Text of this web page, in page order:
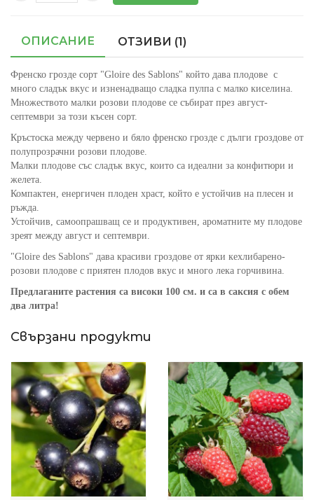
ОПИСАНИЕ ОТЗИВИ (1)
Френско грозде сорт "Gloire des Sablons" който дава плодове с
много сладък вкус и изненадващо сладка пулпа с малко киселина.
Множеството малки розови плодове се събират през август-
септември за този късен сорт.
Кръстоска между червено и бяло френско грозде с дълги гроздове от
полупрозрачни розови плодове.
Малки плодове със сладък вкус, които са идеални за конфитюри и
желета.
Компактен, енергичен плоден храст, който е устойчив на плесен и
ръжда.
Устойчив, самоопрашващ се и продуктивен, ароматните му плодове
зреят между август и септември.
"Gloire des Sablons" дава красиви гроздове от ярки кехлибарено-
розови плодове с приятен плодов вкус и много лека горчивина.
Предлаганите растения са високи 100 см. и са в саксия с обем
два литра!
Свързани продукти